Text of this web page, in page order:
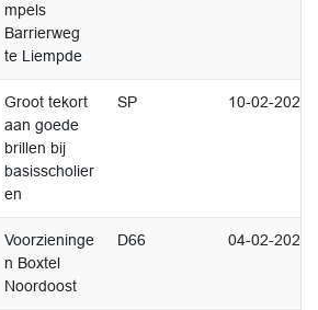
mpels
Barrierweg
te Liempde
Groot tekort
aan goede
brillen bij
basisscholier
en
SP 10-02-2026
Voorzieninge
n Boxtel
Noordoost
D66 04-02-2026